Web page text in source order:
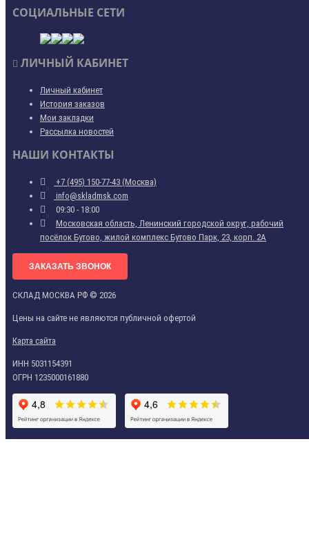
СОЦИАЛЬНЫЕ СЕТИ
ЛИЧНЫЙ КАБИНЕТ
Личный кабинет
История заказов
Мои закладки
Рассылка новостей
НАШИ КОНТАКТЫ
+7 (495) 150-77-43 (Москва)
info@skladmsk.com
09:30 - 18:00
Московская область, Ленинский городской округ, рабочий
посёлок Бутово, жилой комплекс Бутово Парк, 23, корп. 2А
ЗАКАЗАТЬ ЗВОНОК
СКЛАД МОСКВА РФ © 2026
Цены на сайте не являются публичной офертой
Карта сайта
ИНН 5031154391
ОГРН 1235000161880